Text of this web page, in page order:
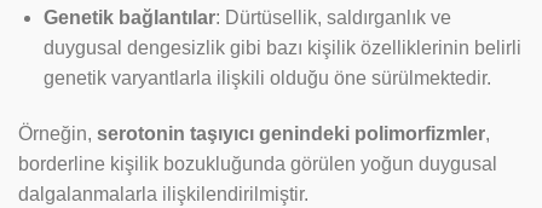
Genetik bağlantılar: Dürtüsellik, saldırganlık ve
duygusal dengesizlik gibi bazı kişilik özelliklerinin belirli
genetik varyantlarla ilişkili olduğu öne sürülmektedir.
Örneğin, serotonin taşıyıcı genindeki polimorfizmler,
borderline kişilik bozukluğunda görülen yoğun duygusal
dalgalanmalarla ilişkilendirilmiştir.